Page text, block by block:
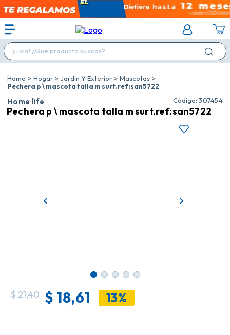
¡Hola! ¿Qué producto buscas?
Hogar Jardin Y Exterior
Mascotas
Pechera p \ mascota talla m surt.ref:san5722
Home life : 307454
Pechera p \ mascota talla m surt.ref:san5722
$21,40 $ 18,61 13%